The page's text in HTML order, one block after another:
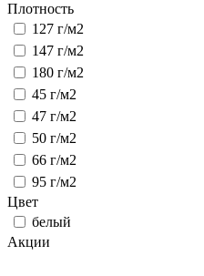
Плотность
127 г/м2
147 г/м2
180 г/м2
45 г/м2
47 г/м2
50 г/м2
66 г/м2
95 г/м2
Цвет
белый
Акции